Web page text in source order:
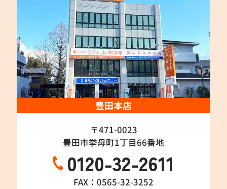
豊田本店
〒471-0023
豊田市挙母町1丁目66番地
0120-32-2611
FAX：0565-32-3252